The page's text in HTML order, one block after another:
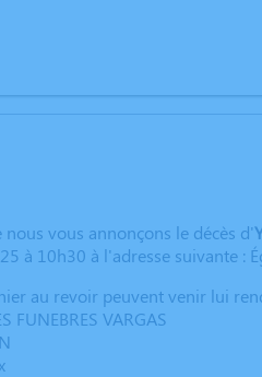
vous annonçons le décès d'
à 10h30 à l'adresse suivante :
au revoir peuvent venir lui
FUNEBRES VARGAS